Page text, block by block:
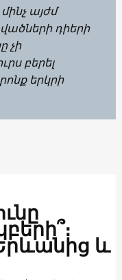
այժմ
դիերի
չի
բերել
երկրի
Երևանից և